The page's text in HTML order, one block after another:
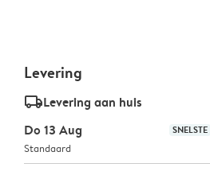
Levering
delivery_standard_v2Levering aan huis
Do 13 Aug
SNELSTE
Standaard